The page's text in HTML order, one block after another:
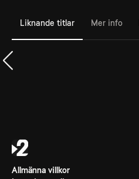
Liknande titlar Mer info
Allmänna villkor